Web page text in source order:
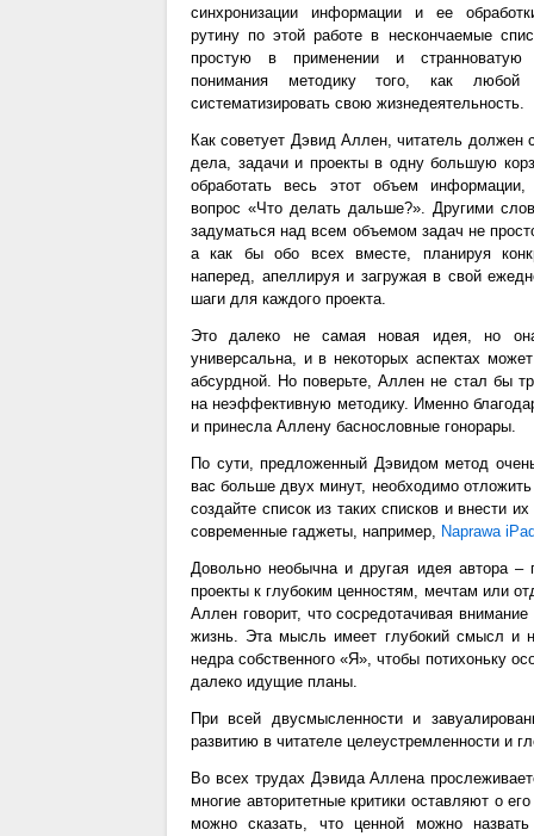
синхронизации информации и ее
рутину по этой работе в нескончаемые
простую в применении и странноватую
понимания методику того, как любой
систематизировать свою жизнедеятельность.
Как советует Дэвид Аллен, читатель должен
дела, задачи и проекты в одну большую
обработать весь этот объем
вопрос «Что делать дальше?». Другими
задуматься над всем объемом задач не
а как бы обо всех вместе, планируя
наперед, апеллируя и загружая в свой
шаги для каждого проекта.
Это далеко не самая новая идея, но
универсальна, и в некоторых аспектах
абсурдной. Но поверьте, Аллен не стал бы
на неэффективную методику. Именно
и принесла Аллену баснословные гонорары.
По сути, предложенный Дэвидом метод
вас больше двух минут, необходимо
создайте список из таких списков и внести
современные гаджеты, например, Naprawa
Довольно необычна и другая идея автора –
проекты к глубоким ценностям, мечтам или
Аллен говорит, что сосредотачивая
жизнь. Эта мысль имеет глубокий смысл и
недра собственного «Я», чтобы потихоньку
далеко идущие планы.
При всей двусмысленности и
развитию в читателе целеустремленности и
Во всех трудах Дэвида Аллена
многие авторитетные критики оставляют о
можно сказать, что ценной можно